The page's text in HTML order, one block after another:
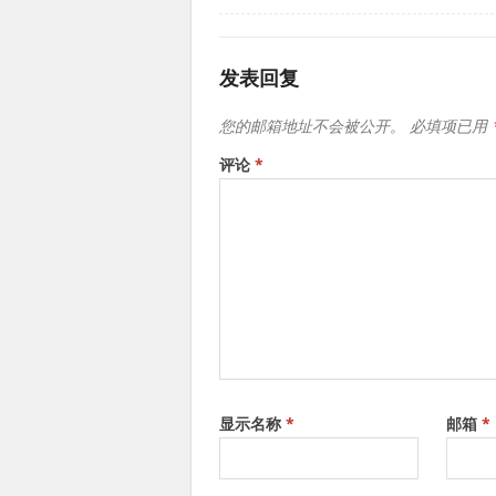
发表回复
您的邮箱地址不会被公开。 必填项已用
评论 *
显示名称 * 邮箱 *